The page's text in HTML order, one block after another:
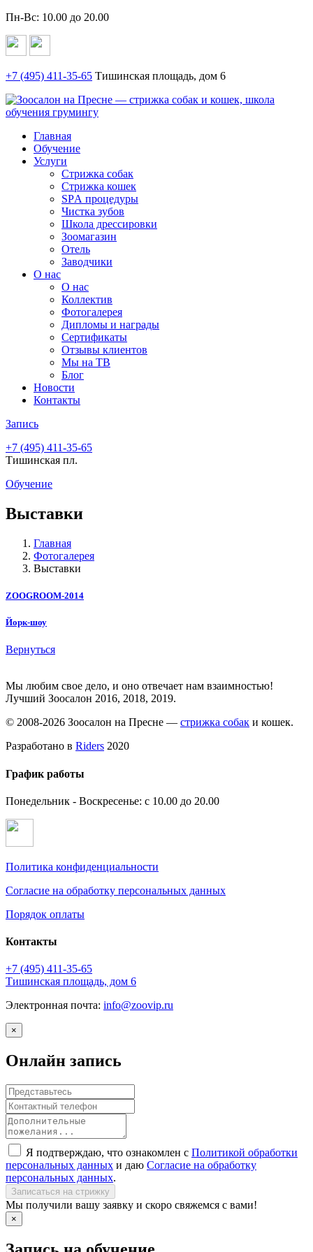
Пн-Вс: 10.00 до 20.00
+7 (495) 411-35-65 Тишинская площадь, дом 6
Главная
Обучение
Услуги
Стрижка собак
Стрижка кошек
SPА процедуры
Чистка зубов
Школа дрессировки
Зоомагазин
Отель
Заводчики
О нас
О нас
Коллектив
Фотогалерея
Дипломы и награды
Сертификаты
Отзывы клиентов
Мы на ТВ
Блог
Новости
Контакты
Запись
+7 (495) 411-35-65
Тишинская пл.
Обучение
Выставки
Главная
Фотогалерея
Выставки
ZOOGROOM-2014
Йорк-шоу
Вернуться
Мы любим свое дело, и оно отвечает нам взаимностью!
Лучший Зоосалон 2016, 2018, 2019.
© 2008-2026 Зоосалон на Пресне — стрижка собак и кошек.
Разработано в Riders 2020
График работы
Понедельник - Воскресенье: с 10.00 до 20.00
Политика конфиденциальности
Согласие на обработку персональных данных
Порядок оплаты
Контакты
+7 (495) 411-35-65
Тишинская площадь, дом 6
Электронная почта: info@zoovip.ru
×
Онлайн запись
Я подтверждаю, что ознакомлен с Политикой обработки
персональных данных и даю Согласие на обработку
персональных данных.
Записаться на стрижку
Мы получили вашу заявку и скоро свяжемся с вами!
×